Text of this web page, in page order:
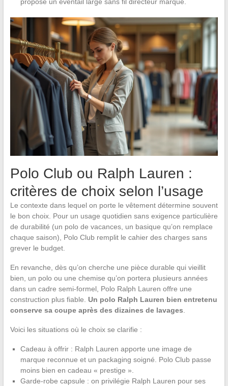
Polo Club ou Ralph Lauren :
critères de choix selon l’usage
Le contexte dans lequel on porte le vêtement détermine souvent
le bon choix. Pour un usage quotidien sans exigence particulière
de durabilité (un polo de vacances, un basique qu’on remplace
chaque saison), Polo Club remplit le cahier des charges sans
grever le budget.
En revanche, dès qu’on cherche une pièce durable qui vieillit
bien, un polo ou une chemise qu’on portera plusieurs années
dans un cadre semi-formel, Polo Ralph Lauren offre une
construction plus fiable. Un polo Ralph Lauren bien entretenu
conserve sa coupe après des dizaines de lavages.
Voici les situations où le choix se clarifie :
Cadeau à offrir : Ralph Lauren apporte une image de
marque reconnue et un packaging soigné. Polo Club passe
moins bien en cadeau « prestige ».
Garde-robe capsule : on privilégie Ralph Lauren pour ses